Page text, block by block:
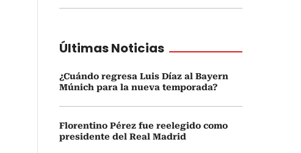
Últimas Noticias
¿Cuándo regresa Luis Díaz al Bayern
Múnich para la nueva temporada?
Florentino Pérez fue reelegido como
presidente del Real Madrid